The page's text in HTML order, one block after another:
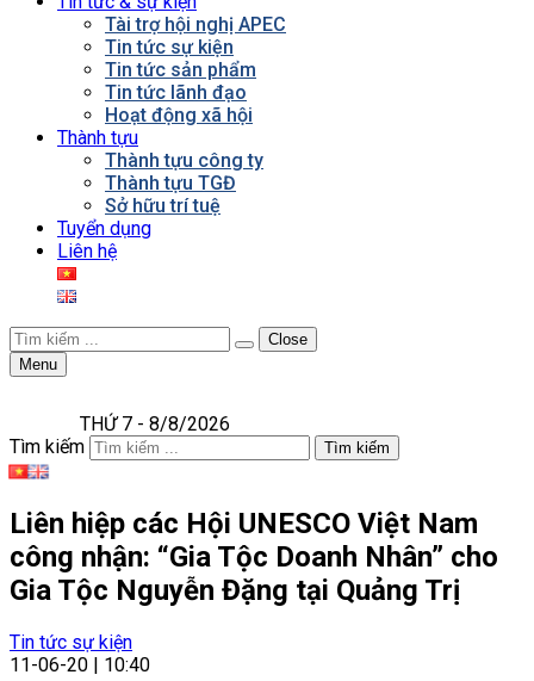
Tài trợ hội nghị APEC
Tin tức sự kiện
Tin tức sản phẩm
Tin tức lãnh đạo
Hoạt động xã hội
Thành tựu
Thành tựu công ty
Thành tựu TGĐ
Sở hữu trí tuệ
Tuyển dụng
Liên hệ
Close
Menu
THỨ 7 - 8/8/2026
Tìm kiếm
Tìm kiếm
Liên hiệp các Hội UNESCO Việt Nam
công nhận: “Gia Tộc Doanh Nhân” cho
Gia Tộc Nguyễn Đặng tại Quảng Trị
Tin tức sự kiện
11-06-20 | 10:40